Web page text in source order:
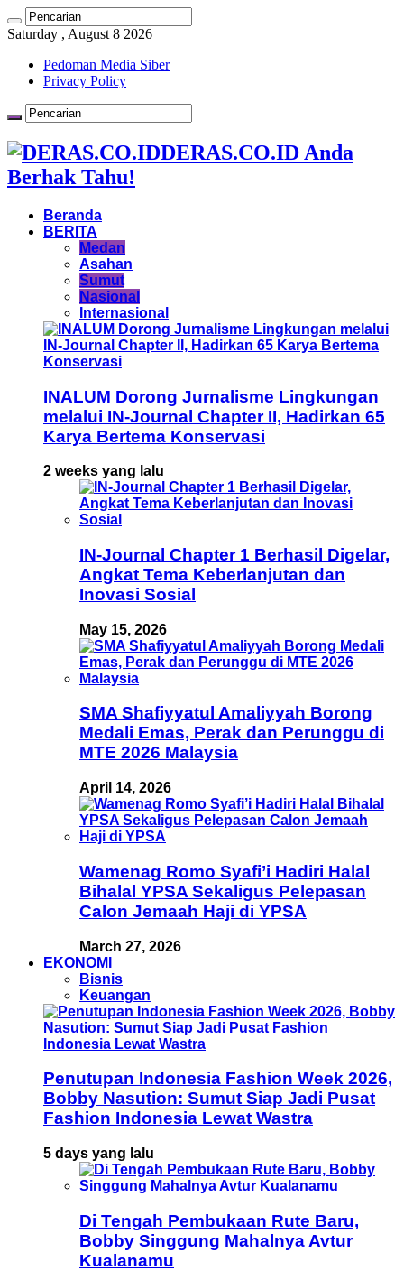
Saturday , August 8 2026
Pedoman Media Siber
Privacy Policy
DERAS.CO.ID Anda
Berhak Tahu!
Beranda
BERITA
Medan
Asahan
Sumut
Nasional
Internasional
INALUM Dorong Jurnalisme Lingkungan
melalui IN-Journal Chapter II, Hadirkan 65
Karya Bertema Konservasi
2 weeks yang lalu
IN-Journal Chapter 1 Berhasil Digelar,
Angkat Tema Keberlanjutan dan
Inovasi Sosial
May 15, 2026
SMA Shafiyyatul Amaliyyah Borong
Medali Emas, Perak dan Perunggu di
MTE 2026 Malaysia
April 14, 2026
Wamenag Romo Syafi’i Hadiri Halal
Bihalal YPSA Sekaligus Pelepasan
Calon Jemaah Haji di YPSA
March 27, 2026
EKONOMI
Bisnis
Keuangan
Penutupan Indonesia Fashion Week 2026,
Bobby Nasution: Sumut Siap Jadi Pusat
Fashion Indonesia Lewat Wastra
5 days yang lalu
Di Tengah Pembukaan Rute Baru,
Bobby Singgung Mahalnya Avtur
Kualanamu